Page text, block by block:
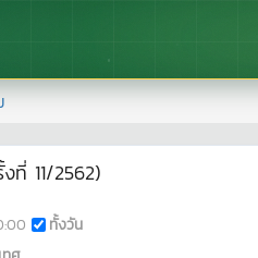
ที่ 11/2562)
ทั้งวัน